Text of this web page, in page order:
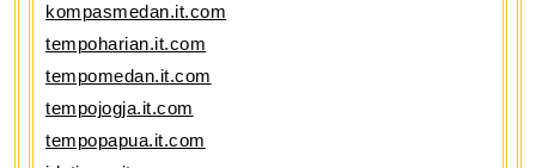
kompasmedan.it.com
tempoharian.it.com
tempomedan.it.com
tempojogja.it.com
tempopapua.it.com